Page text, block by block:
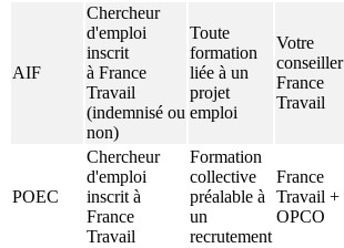
AIF
Chercheur
d'emploi
inscrit
à France
Travail
(indemnisé ou
non)
Toute
formation
liée à un
projet
emploi
Votre
conseiller
France
Travail
POEC
Chercheur
d'emploi
inscrit à
France
Travail
Formation
collective
préalable à
un
recrutement
France
Travail +
OPCO